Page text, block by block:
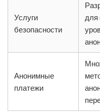
Услуги
безопасности
для
Анонимные
платежи